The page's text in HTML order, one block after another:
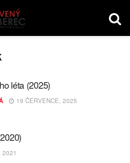
léta (2025)
19 ČERVENCE, 2025
2021